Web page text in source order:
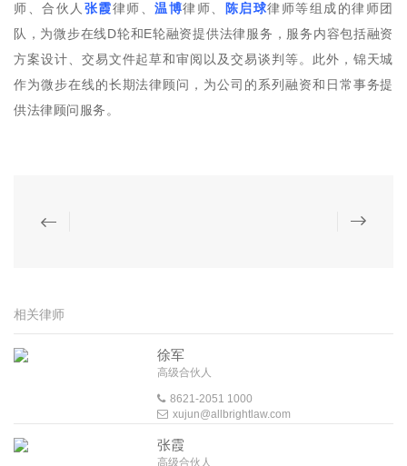
师、合伙人 张霞律师、温博律师、 陈启球律师等组成的律师团
队，为微步在线D轮和E轮融资提供法律服务，服务内容包括融资
方案设计、交易文件起草和审阅以及交易谈判等。此外，锦天城
作为微步在线的长期法律顾问，为公司的系列融资和日常事务提
供法律顾问服务。
相关律师
徐军
高级合伙人
8621-2051 1000
xujun@allbrightlaw.com
张霞
高级合伙人